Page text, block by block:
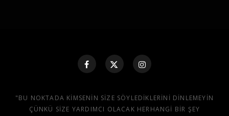
"BU NOKTADA KIMSENIN SIZE SÖYLEDIKLERINI DINLEMEYIN
ÇÜNKÜ SIZE YARDIMCI OLACAK HERHANGI BIR ŞEY